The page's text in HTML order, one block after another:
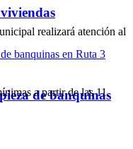
de banquinas
realizará atención al
a partir de las 11.